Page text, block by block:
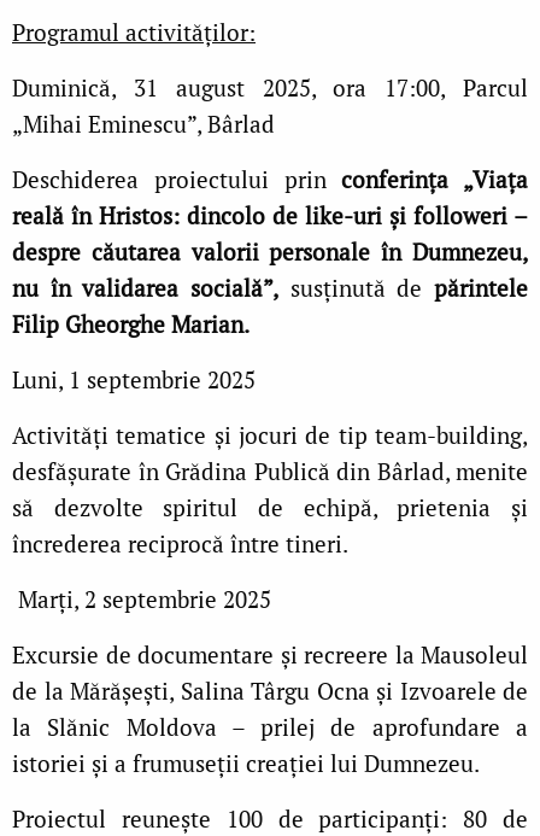
Programul activităților:
Duminică, 31 august 2025, ora 17:00, Parcul
„Mihai Eminescu”, Bârlad
Deschiderea proiectului princonferința „Viața
reală în Hristos: dincolo de like-uri și followeri –
despre căutarea valorii personale în Dumnezeu,
nu în validarea socială”, susținută de părintele
Filip Gheorghe Marian.
Luni, 1 septembrie 2025
Activități tematice și jocuri de tip team-building,
desfășurate în Grădina Publică din Bârlad, menite
să dezvolte spiritul de echipă, prietenia și
încrederea reciprocă între tineri.
Marți, 2 septembrie 2025
Excursie de documentare și recreere la Mausoleul
de la Mărășești, Salina Târgu Ocna și Izvoarele de
la Slănic Moldova – prilej de aprofundare a
istoriei și a frumuseții creației lui Dumnezeu.
Proiectul reunește 100 de participanți: 80 de